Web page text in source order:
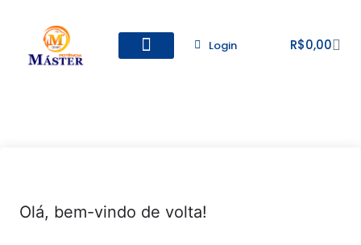
Login R$0,00
Olá, bem-vindo de volta!